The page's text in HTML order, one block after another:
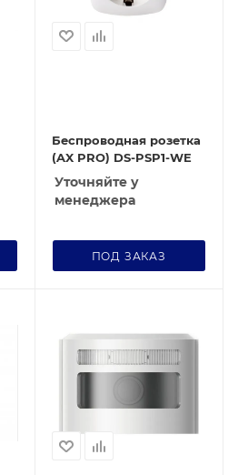
Беспроводная розетка
(AX PRO) DS-PSP1-WE
Уточняйте у
менеджера
ПОД ЗАКАЗ